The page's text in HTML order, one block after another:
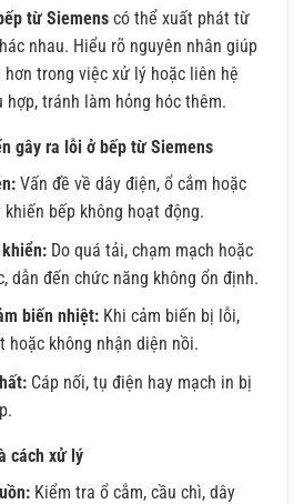
từ Siemens có thể xuất phát từ
nhau. Hiểu rõ nguyên nhân giúp
trong việc xử lý hoặc liên hệ
tránh làm hỏng hóc thêm.
gây ra lỗi ở bếp từ Siemens
Vấn đề về dây điện, ổ cắm hoặc
bếp không hoạt động.
Do quá tải, chạm mạch hoặc
dẫn đến chức năng không ổn định.
biến nhiệt:Khi cảm biến bị lỗi,
hoặc không nhận diện nồi.
Cáp nối, tụ điện hay mạch in bị
cách xử lý
Kiểm tra ổ cắm, cầu chì, dây